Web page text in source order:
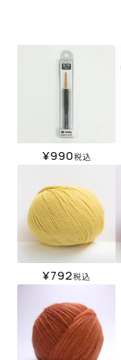
¥990税込
¥792税込